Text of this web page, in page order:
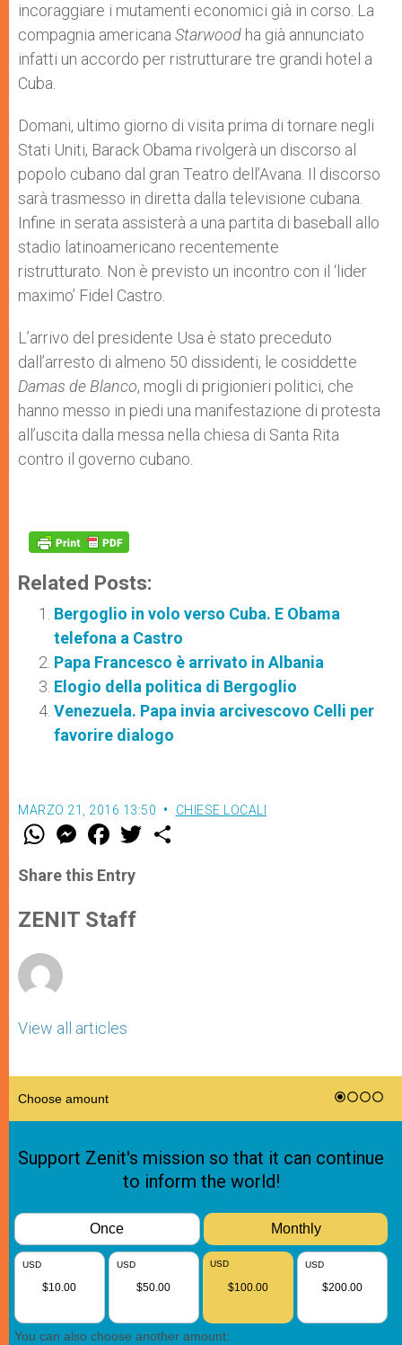
incoraggiare i mutamenti economici già in corso. La
compagnia americana Starwood ha già annunciato
infatti un accordo per ristrutturare tre grandi hotel a
Cuba.
Domani, ultimo giorno di visita prima di tornare negli
Stati Uniti, Barack Obama rivolgerà un discorso al
popolo cubano dal gran Teatro dell’Avana. Il discorso
sarà trasmesso in diretta dalla televisione cubana.
Infine in serata assisterà a una partita di baseball allo
stadio latinoamericano recentemente
ristrutturato. Non è previsto un incontro con il ‘lider
maximo’ Fidel Castro.
L’arrivo del presidente Usa è stato preceduto
dall’arresto di almeno 50 dissidenti, le cosiddette
Damas de Blanco, mogli di prigionieri politici, che
hanno messo in piedi una manifestazione di protesta
all’uscita dalla messa nella chiesa di Santa Rita
contro il governo cubano.
Related Posts:
Bergoglio in volo verso Cuba. E Obama
telefona a Castro
Papa Francesco è arrivato in Albania
Elogio della politica di Bergoglio
Venezuela. Papa invia arcivescovo Celli per
favorire dialogo
MARZO 21, 2016 13:50 CHIESE LOCALI
W
t
s
p
p
M
e
s
e
g
e
F
a
e
b
o
k
w
Share this Entry
ZENIT Staff
View all articles